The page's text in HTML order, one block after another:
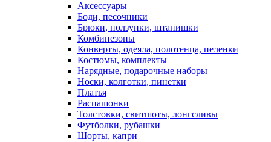
Аксессуары
Боди, песочники
Брюки, ползунки, штанишки
Комбинезоны
Конверты, одеяла, полотенца, пеленки
Костюмы, комплекты
Нарядные, подарочные наборы
Носки, колготки, пинетки
Платья
Распашонки
Толстовки, свитшоты, лонгсливы
Футболки, рубашки
Шорты, капри